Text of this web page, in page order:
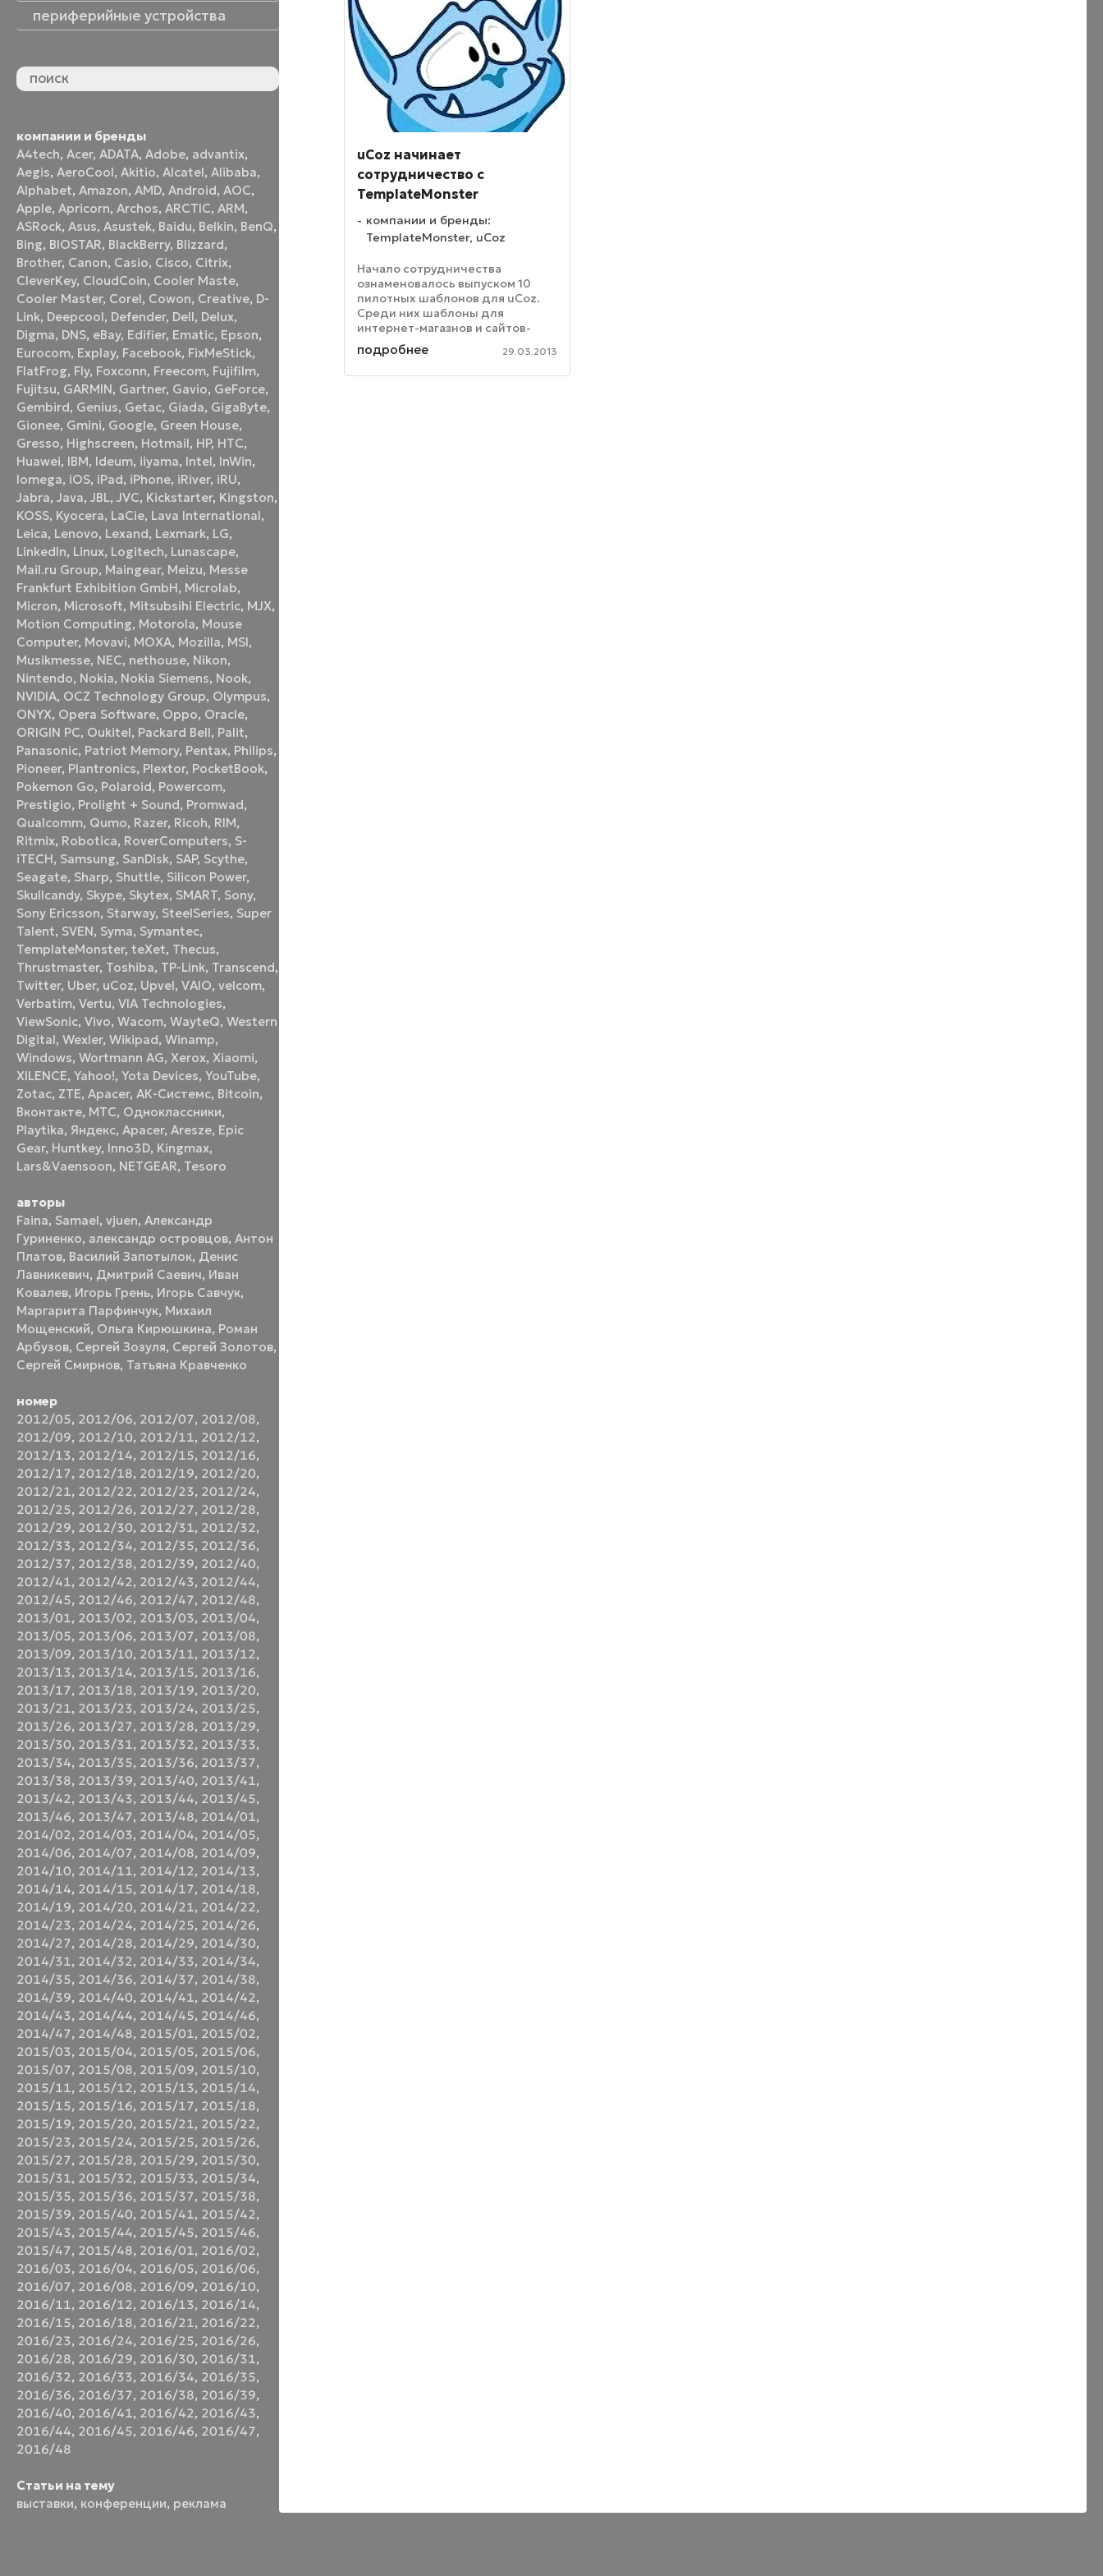
периферийные устройства
компании и бренды
A4tech,Acer,ADATA,Adobe, advantix,
Aegis,AeroCool,Akitio,Alcatel,Alibaba,
Alphabet,Amazon,AMD,Android,AOC,
Apple,Apricorn,Archos,ARCTIC,ARM,
ASRock,Asus,Asustek, Baidu, Belkin, BenQ,
Bing, BIOSTAR, BlackBerry, Blizzard,
Brother, Canon, Casio, Cisco, Citrix,
CleverKey, CloudCoin, Cooler Maste,
Cooler Master, Corel, Cowon, Creative, D-
Link, Deepcool, Defender, Dell, Delux,
Digma, DNS, eBay, Edifier, Ematic, Epson,
Eurocom, Explay, Facebook, FixMeStick,
FlatFrog, Fly, Foxconn, Freecom, Fujifilm,
Fujitsu, GARMIN, Gartner, Gavio, GeForce,
Gembird, Genius, Getac, Giada, GigaByte,
Gionee, Gmini, Google, Green House,
Gresso, Highscreen, Hotmail, HP, HTC,
Huawei, IBM, Ideum, iiyama, Intel, InWin,
Iomega, iOS, iPad, iPhone, iRiver, iRU,
Jabra,Java,JBL,JVC, Kickstarter, Kingston,
KOSS, Kyocera, LaCie, Lava International,
Leica, Lenovo, Lexand, Lexmark, LG,
LinkedIn, Linux, Logitech, Lunascape,
Mail.ru Group, Maingear, Meizu, Messe
Frankfurt Exhibition GmbH, Microlab,
Micron, Microsoft, Mitsubsihi Electric, MJX,
Motion Computing, Motorola, Mouse
Computer, Movavi, MOXA, Mozilla, MSI,
Musikmesse, NEC, nethouse, Nikon,
Nintendo, Nokia, Nokia Siemens, Nook,
NVIDIA, OCZ Technology Group, Olympus,
ONYX, Opera Software, Oppo, Oracle,
ORIGIN PC, Oukitel, Packard Bell, Palit,
Panasonic, Patriot Memory, Pentax, Philips,
Pioneer, Plantronics, Plextor, PocketBook,
Pokemon Go, Polaroid, Powercom,
Prestigio, Prolight + Sound, Promwad,
Qualcomm, Qumo, Razer, Ricoh, RIM,
Ritmix, Robotica, RoverComputers, S-
iTECH, Samsung, SanDisk, SAP, Scythe,
Seagate, Sharp, Shuttle, Silicon Power,
Skullcandy, Skype, Skytex, SMART, Sony,
Sony Ericsson, Starway, SteelSeries, Super
Talent, SVEN, Syma, Symantec,
TemplateMonster,teXet, Thecus,
Thrustmaster, Toshiba, TP-Link, Transcend,
Twitter, Uber, uCoz, Upvel,VAIO,velcom,
Verbatim,Vertu,VIA Technologies,
ViewSonic,Vivo,Wacom,WayteQ,Western
Digital,Wexler,Wikipad,Winamp,
Windows,Wortmann AG,Xerox,Xiaomi,
XILENCE,Yahoo!,Yota Devices,YouTube,
Zotac, ZTE,Аpacer,АК-Системс, Вitcoin,
Вконтакте, МТС, Одноклассники,
Playtika, Яндекс,Apacer,Aresze, Epic
Gear, Huntkey, Inno3D, Kingmax,
Lars&Vaensoon, NETGEAR, Tesoro
авторы
Faina, Samael,vjuen,Александр
Гуриненко, александр островцов,Антон
Платов, Василий Запотылок, Денис
Лавникевич, Дмитрий Саевич, Иван
Ковалев, Игорь Грень, Игорь Савчук,
Маргарита Парфинчук, Михаил
Мощенский, Ольга Кирюшкина, Роман
Арбузов, Сергей Зозуля, Сергей Золотов,
Сергей Смирнов, Татьяна Кравченко
номер
2012/05, 2012/06, 2012/07, 2012/08,
2012/09, 2012/10, 2012/11, 2012/12,
2012/13, 2012/14, 2012/15, 2012/16,
2012/17, 2012/18, 2012/19, 2012/20,
2012/21, 2012/22, 2012/23, 2012/24,
2012/25, 2012/26, 2012/27, 2012/28,
2012/29, 2012/30, 2012/31, 2012/32,
2012/33, 2012/34, 2012/35, 2012/36,
2012/37, 2012/38, 2012/39, 2012/40,
2012/41, 2012/42, 2012/43, 2012/44,
2012/45, 2012/46, 2012/47, 2012/48,
2013/01, 2013/02, 2013/03, 2013/04,
2013/05, 2013/06, 2013/07, 2013/08,
2013/09, 2013/10, 2013/11, 2013/12,
2013/13, 2013/14, 2013/15, 2013/16,
2013/17, 2013/18, 2013/19, 2013/20,
2013/21, 2013/23, 2013/24, 2013/25,
2013/26, 2013/27, 2013/28, 2013/29,
2013/30, 2013/31, 2013/32, 2013/33,
2013/34, 2013/35, 2013/36, 2013/37,
2013/38, 2013/39, 2013/40, 2013/41,
2013/42, 2013/43, 2013/44, 2013/45,
2013/46, 2013/47, 2013/48, 2014/01,
2014/02, 2014/03, 2014/04, 2014/05,
2014/06, 2014/07, 2014/08, 2014/09,
2014/10, 2014/11, 2014/12, 2014/13,
2014/14, 2014/15, 2014/17, 2014/18,
2014/19, 2014/20, 2014/21, 2014/22,
2014/23, 2014/24, 2014/25, 2014/26,
2014/27, 2014/28, 2014/29, 2014/30,
2014/31, 2014/32, 2014/33, 2014/34,
2014/35, 2014/36, 2014/37, 2014/38,
2014/39, 2014/40, 2014/41, 2014/42,
2014/43, 2014/44, 2014/45, 2014/46,
2014/47, 2014/48, 2015/01, 2015/02,
2015/03, 2015/04, 2015/05, 2015/06,
2015/07, 2015/08, 2015/09, 2015/10,
2015/11, 2015/12, 2015/13, 2015/14,
2015/15, 2015/16, 2015/17, 2015/18,
2015/19, 2015/20, 2015/21, 2015/22,
2015/23, 2015/24, 2015/25, 2015/26,
2015/27, 2015/28, 2015/29, 2015/30,
2015/31, 2015/32, 2015/33, 2015/34,
2015/35, 2015/36, 2015/37, 2015/38,
2015/39, 2015/40, 2015/41, 2015/42,
2015/43, 2015/44, 2015/45, 2015/46,
2015/47, 2015/48, 2016/01, 2016/02,
2016/03, 2016/04, 2016/05, 2016/06,
2016/07, 2016/08, 2016/09, 2016/10,
2016/11, 2016/12, 2016/13, 2016/14,
2016/15, 2016/18, 2016/21, 2016/22,
2016/23, 2016/24, 2016/25, 2016/26,
2016/28, 2016/29, 2016/30, 2016/31,
2016/32, 2016/33, 2016/34, 2016/35,
2016/36, 2016/37, 2016/38, 2016/39,
2016/40, 2016/41, 2016/42, 2016/43,
2016/44, 2016/45, 2016/46, 2016/47,
2016/48
Статьи на тему
выставки, конференции, реклама
uCoz начинает
сотрудничество с
TemplateMonster
компании и бренды:
TemplateMonster, uCoz
Начало сотрудничества
ознаменовалось выпуском 10
пилотных шаблонов для uCoz.
Среди них шаблоны для
интернет-магазнов и сайтов-
визиток. В дальнейших планах
значится расширение
ассортимента дизайнов, а также
подробнее 29.03.2013